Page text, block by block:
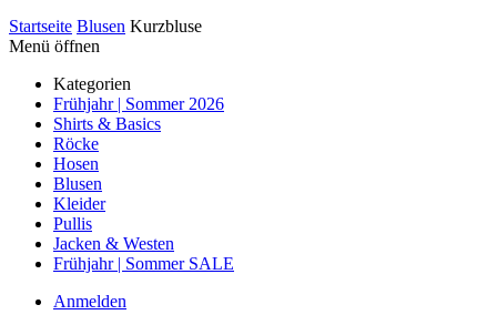
Startseite Blusen Kurzbluse
Menü öffnen
Kategorien
Frühjahr | Sommer 2026
Shirts & Basics
Röcke
Hosen
Blusen
Kleider
Pullis
Jacken & Westen
Frühjahr | Sommer SALE
Anmelden